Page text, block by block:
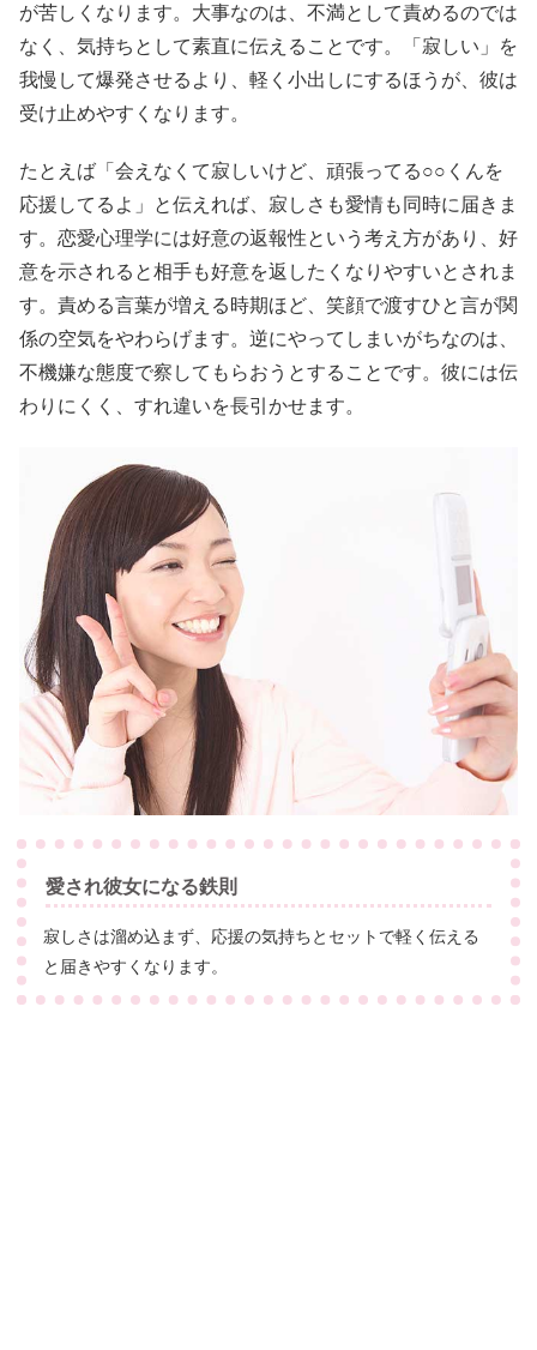
が苦しくなります。大事なのは、不満として責めるのでは
なく、気持ちとして素直に伝えることです。「寂しい」を
我慢して爆発させるより、軽く小出しにするほうが、彼は
受け止めやすくなります。
たとえば「会えなくて寂しいけど、頑張ってる○○くんを
応援してるよ」と伝えれば、寂しさも愛情も同時に届きま
す。恋愛心理学には好意の返報性という考え方があり、好
意を示されると相手も好意を返したくなりやすいとされま
す。責める言葉が増える時期ほど、笑顔で渡すひと言が関
係の空気をやわらげます。逆にやってしまいがちなのは、
不機嫌な態度で察してもらおうとすることです。彼には伝
わりにくく、すれ違いを長引かせます。
愛され彼女になる鉄則
寂しさは溜め込まず、応援の気持ちとセットで軽く伝える
と届きやすくなります。